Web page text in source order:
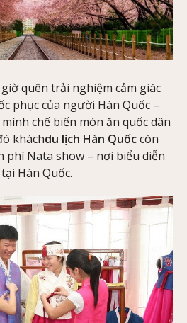
quên trải nghiệm cảm giác
phục của người Hàn Quốc –
chế biến món ăn quốc dân
kháchdu lịch Hàn Quốccòn
phí Nata show – nơi biểu diễn
Hàn Quốc.